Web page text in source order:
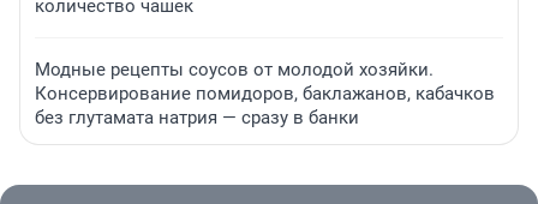
количество чашек
Модные рецепты соусов от молодой хозяйки.
Консервирование помидоров, баклажанов, кабачков
без глутамата натрия — сразу в банки